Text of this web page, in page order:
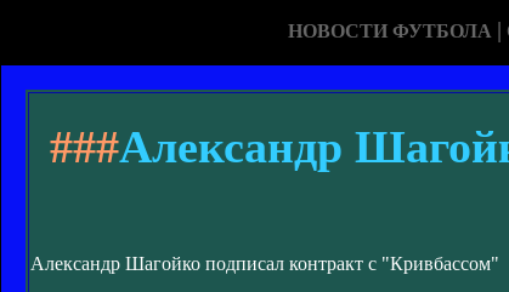
НОВОСТИ ФУТБОЛА |
###Александр
Александр Шагойко подписал контракт с "Кривбассом"